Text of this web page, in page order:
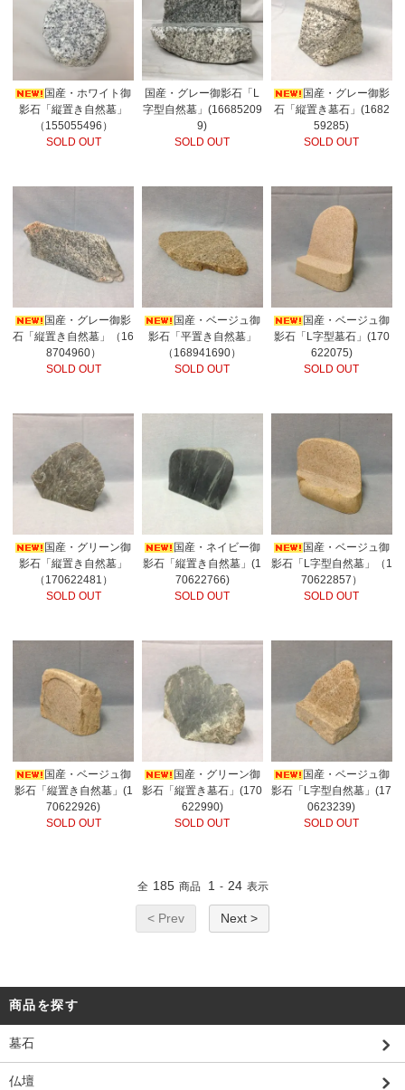
国産・ホワイト御
影石「縦置き自然墓」
（155055496）
SOLD OUT
国産・グレー御影石「L
字型自然墓」(16685209
9)
SOLD OUT
国産・グレー御影
石「縦置き墓石」(1682
59285)
SOLD OUT
国産・グレー御影
石「縦置き自然墓」（16
8704960）
SOLD OUT
国産・ベージュ御
影石「平置き自然墓」
（168941690）
SOLD OUT
国産・ベージュ御
影石「L字型墓石」(170
622075)
SOLD OUT
国産・グリーン御
影石「縦置き自然墓」
（170622481）
SOLD OUT
国産・ネイビー御
影石「縦置き自然墓」(1
70622766)
SOLD OUT
国産・ベージュ御
影石「L字型自然墓」（1
70622857）
SOLD OUT
国産・ベージュ御
影石「縦置き自然墓」(1
70622926)
SOLD OUT
国産・グリーン御
影石「縦置き墓石」(170
622990)
SOLD OUT
国産・ベージュ御
影石「L字型自然墓」(17
0623239)
SOLD OUT
全 185 商品 1 - 24 表示
< Prev Next >
商品を探す
墓石
仏壇